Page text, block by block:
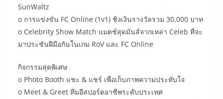
SunWaltz
o การแข่งขัน FC Online (1v1) ชิงเงินรางวัลรวม 30,000 บาท
o Celebrity Show Match แมตช์สุดมันส์จากเหล่า Celeb ที่จะ
มาประชันฝีมือกันในเกม RoV และ FC Online
กิจกรรมสุดพิเศษ
o Photo Booth แชะ & แชร์ เพื่อเก็บภาพความประทับใจ
o Meet & Greet ทีมอีสปอร์ตอาชีพระดับประเทศ